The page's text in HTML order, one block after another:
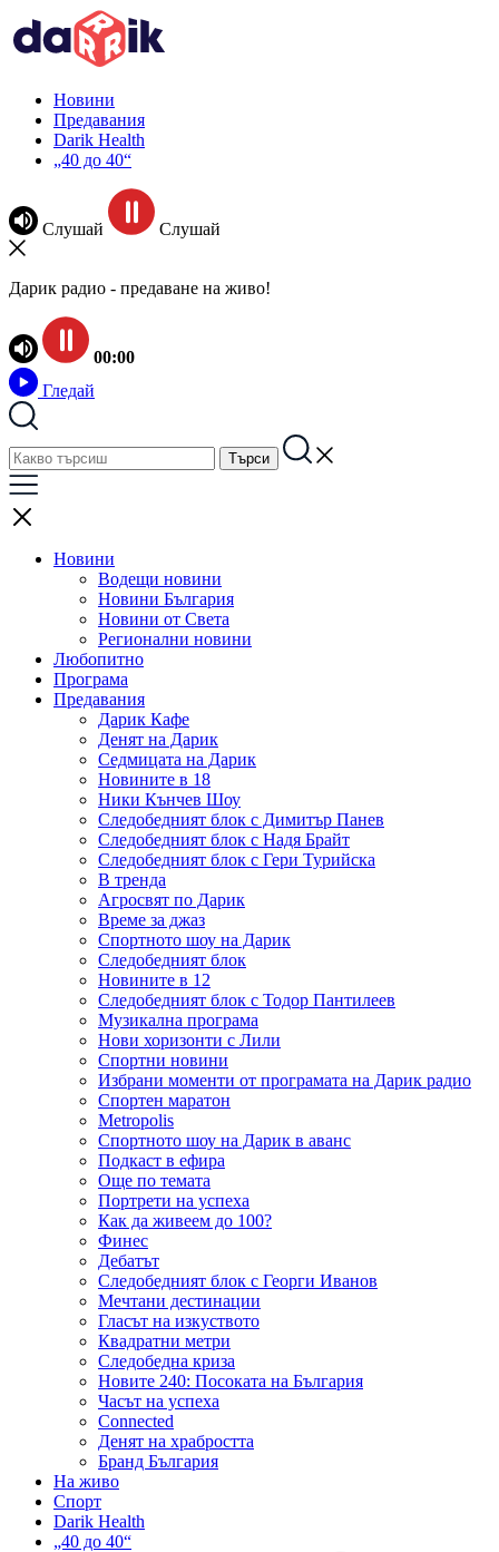
Новини
Предавания
Darik Health
„40 до 40“
Слушай Слушай
Дарик радио - предаване на живо!
00:00
Гледай
Новини
Водещи новини
Новини България
Новини от Света
Регионални новини
Любопитно
Програма
Предавания
Дарик Кафе
Денят на Дарик
Седмицата на Дарик
Новините в 18
Ники Кънчев Шоу
Следобедният блок с Димитър Панев
Следобедният блок с Надя Брайт
Следобедният блок с Гери Турийска
В тренда
Агросвят по Дарик
Време за джаз
Спортното шоу на Дарик
Следобедният блок
Новините в 12
Следобедният блок с Тодор Пантилеев
Музикална програма
Нови хоризонти с Лили
Спортни новини
Избрани моменти от програмата на Дарик радио
Спортен маратон
Metropolis
Спортното шоу на Дарик в аванс
Подкаст в ефира
Още по темата
Портрети на успеха
Как да живеем до 100?
Финес
Дебатът
Следобедният блок с Георги Иванов
Мечтани дестинации
Гласът на изкуството
Квадратни метри
Следобедна криза
Новите 240: Посоката на България
Часът на успеха
Connected
Денят на храбростта
Бранд България
На живо
Спорт
Darik Health
„40 до 40“